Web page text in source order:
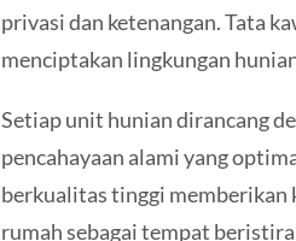
privasi dan ketenangan. Tata
menciptakan lingkungan
Setiap unit hunian dirancang
pencahayaan alami yang
berkualitas tinggi memberikan
rumah sebagai tempat